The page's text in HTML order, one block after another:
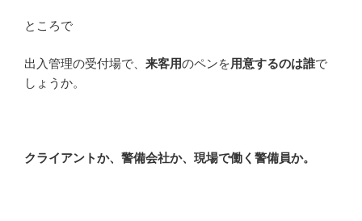
ところで
出入管理の受付場で、 来客用のペンを用意するのは誰で
しょうか。
クライアントか、警備会社か、現場で働く警備員か。